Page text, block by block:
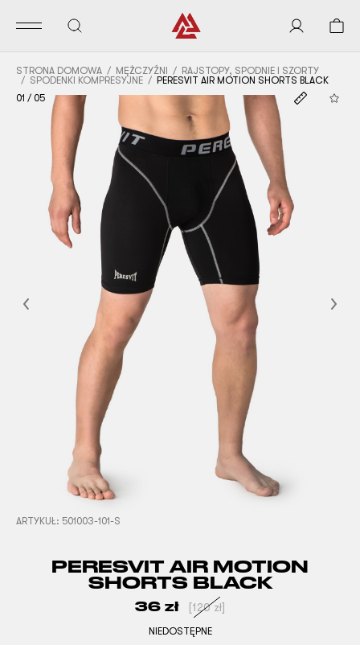
STRONA DOMOWA MĘŻCZYŹNI
RAJSTOPY, SPODNIE I SZORTY
SPODENKI KOMPRESYJNE
PERESVIT AIR MOTION SHORTS BLACK
01 / 05
Previous
ARTYKUŁ: 501003-101-S
PERESVIT AIR MOTION
SHORTS BLACK
36 zł [120 zł]
NIEDOSTĘPNE